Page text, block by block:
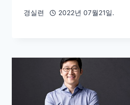
경실련 2022년 07월21일.